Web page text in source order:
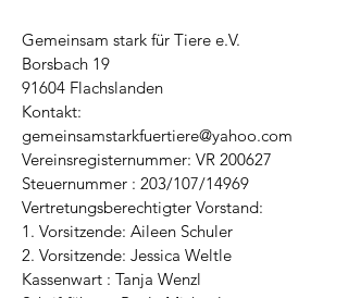
Gemeinsam stark für Tiere e.V.
Borsbach 19
91604 Flachslanden
Kontakt:
gemeinsamstarkfuertiere@yahoo.com
Vereinsregisternummer: VR 200627
Steuernummer : 203/107/14969
Vertretungsberechtigter Vorstand:
1. Vorsitzende: Aileen Schuler
2. Vorsitzende: Jessica Weltle
Kassenwart : Tanja Wenzl